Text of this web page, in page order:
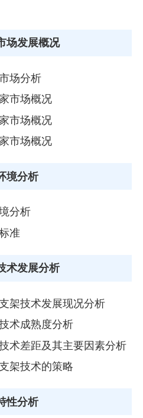
场发展概况
场分析
市场概况
市场概况
市场概况
境分析
分析
准
术发展分析
架技术发展现况分析
术成熟度分析
术差距及其主要因素分析
架技术的策略
性分析